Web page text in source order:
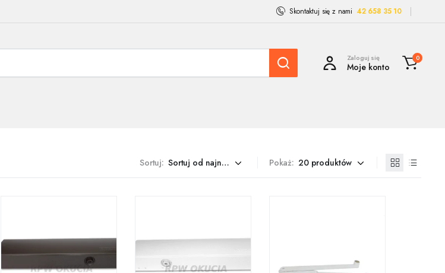
Skontaktuj się z nami 42 658 35 10
Zaloguj się
Moje konto
0
Sortuj: Pokaż: